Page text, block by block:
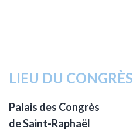
LIEU DU CONGRÈS
Palais des Congrès
de Saint-Raphaël